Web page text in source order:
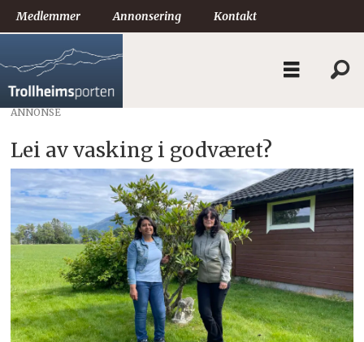
Medlemmer Annonsering Kontakt
ANNONSE
Lei av vasking i godværet?